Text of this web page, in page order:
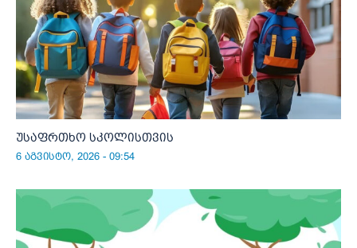
უსაფრთხო სკოლისთვის
6 აგვისტო, 2026 - 09:54